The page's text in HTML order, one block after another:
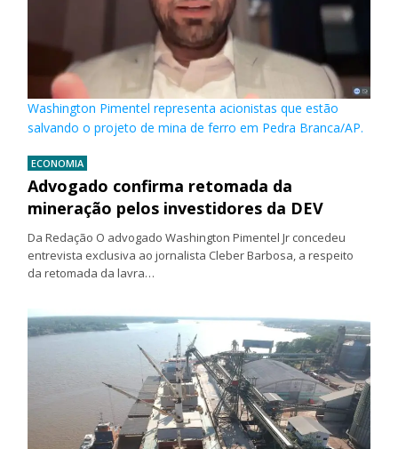
Washington Pimentel representa acionistas que estão
salvando o projeto de mina de ferro em Pedra Branca/AP.
ECONOMIA
Advogado confirma retomada da
mineração pelos investidores da DEV
Da Redação O advogado Washington Pimentel Jr concedeu
entrevista exclusiva ao jornalista Cleber Barbosa, a respeito
da retomada da lavra…